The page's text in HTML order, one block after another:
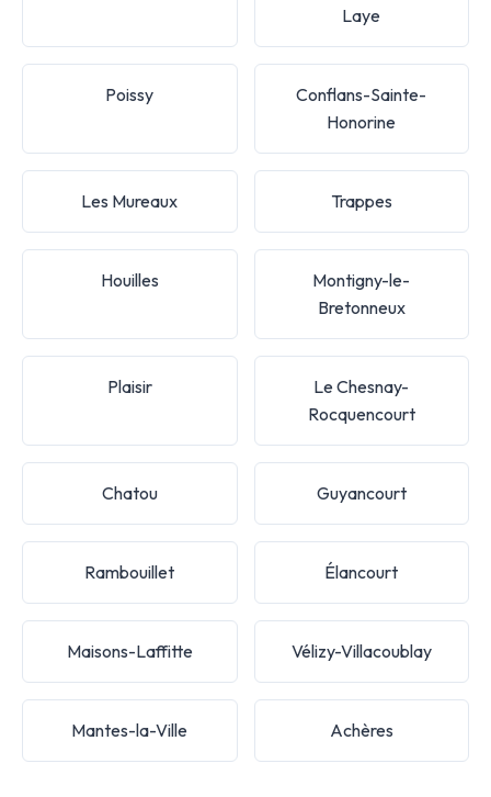
Laye
Poissy
Conflans-Sainte-
Honorine
Les Mureaux Trappes
Houilles
Montigny-le-
Bretonneux
Plaisir
Le Chesnay-
Rocquencourt
Chatou Guyancourt
Rambouillet Élancourt
Maisons-Laffitte Vélizy-Villacoublay
Mantes-la-Ville Achères